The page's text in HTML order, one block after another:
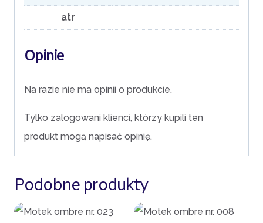
atr
Opinie
Na razie nie ma opinii o produkcie.
Tylko zalogowani klienci, którzy kupili ten
produkt mogą napisać opinię.
Podobne produkty